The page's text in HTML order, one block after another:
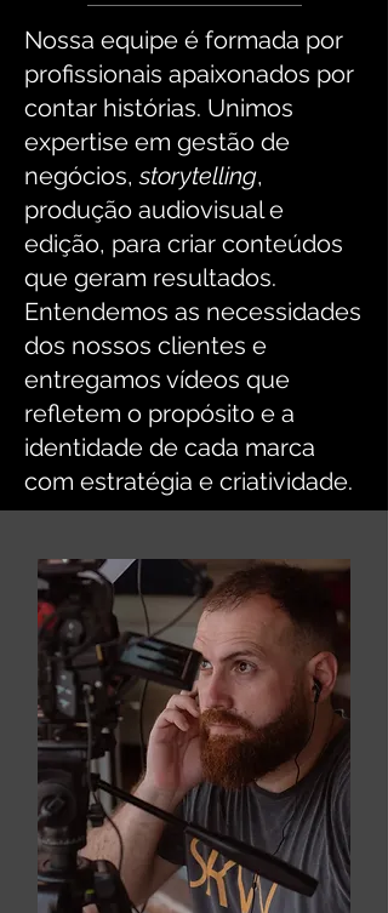
Nossa equipe é formada por
profissionais apaixonados por
contar histórias. Unimos
expertise em gestão de
negócios,storytelling,
produção audiovisual e
edição, para criar conteúdos
que geram resultados.
Entendemos as necessidades
dos nossos clientes e
entregamos vídeos que
refletem o propósito e a
identidade de cada marca
com estratégia e criatividade.